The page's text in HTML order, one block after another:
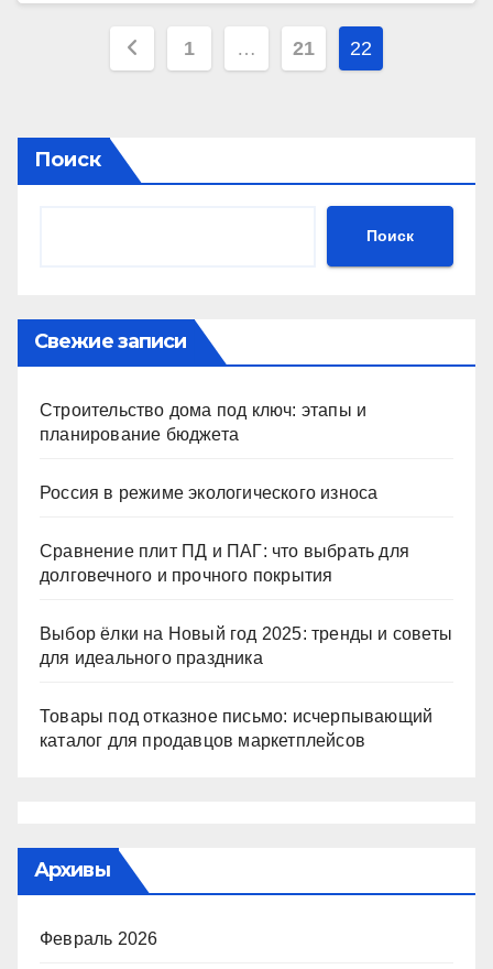
Пагинация
1 … 21 22
Поиск
Поиск
Свежие записи
Строительство дома под ключ: этапы и
планирование бюджета
Россия в режиме экологического износа
Сравнение плит ПД и ПАГ: что выбрать для
долговечного и прочного покрытия
Выбор ёлки на Новый год 2025: тренды и советы
для идеального праздника
Товары под отказное письмо: исчерпывающий
каталог для продавцов маркетплейсов
Архивы
Февраль 2026